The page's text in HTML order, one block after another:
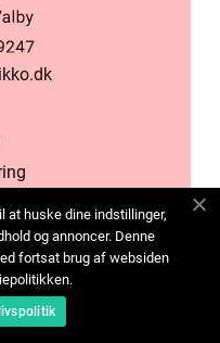
at huske dine indstillinger,
og annoncer. Denne
fortsat brug af websiden